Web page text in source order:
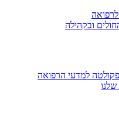
ובקהילה
למדעי הרפואה